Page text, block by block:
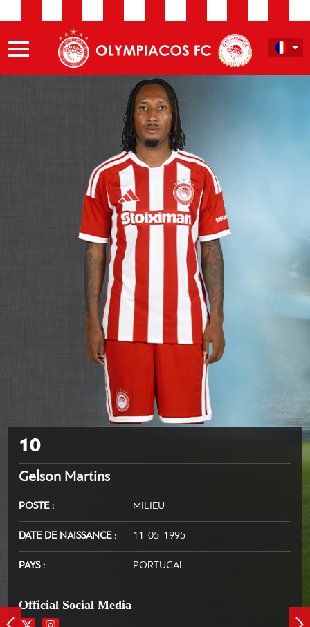
10
Gelson Martins
POSTE MILIEU
DATE DE NAISSANCE 11-05-1995
PAYS PORTUGAL
Official Social Media